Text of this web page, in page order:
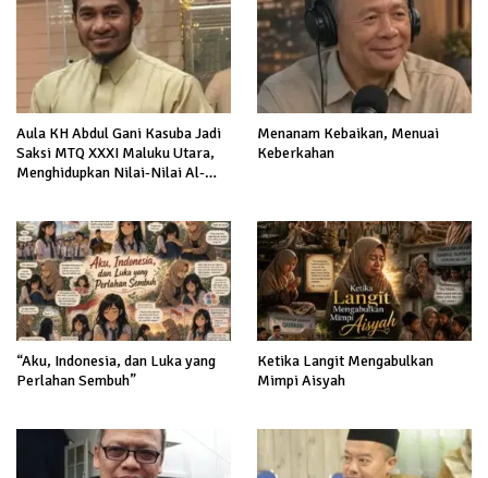
Aula KH Abdul Gani Kasuba Jadi
Saksi MTQ XXXI Maluku Utara,
Menghidupkan Nilai-Nilai Al-
Menanam Kebaikan, Menuai
Keberkahan
“Aku, Indonesia, dan Luka yang
Perlahan Sembuh”
Ketika Langit Mengabulkan
Mimpi Aisyah